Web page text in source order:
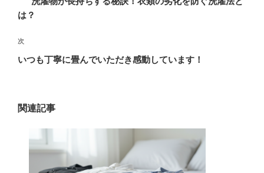
ナ
ゲ
ー
ン
の
稿
は？
次
の
次
いつも丁寧に畳んでいただき感動しています！
関連記事